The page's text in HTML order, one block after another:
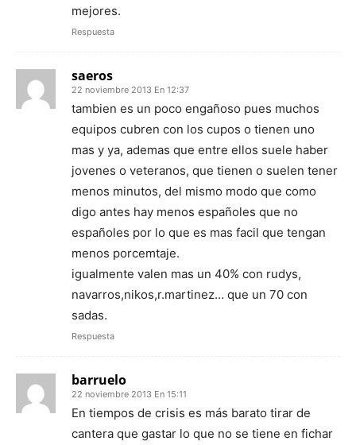
mejores.
Respuesta
saeros
22 noviembre 2013 En 12:37
tambien es un poco engañoso pues muchos
equipos cubren con los cupos o tienen uno
mas y ya, ademas que entre ellos suele haber
jovenes o veteranos, que tienen o suelen tener
menos minutos, del mismo modo que como
digo antes hay menos españoles que no
españoles por lo que es mas facil que tengan
menos porcemtaje.
igualmente valen mas un 40% con rudys,
navarros,nikos,r.martinez… que un 70 con
sadas.
Respuesta
barruelo
22 noviembre 2013 En 15:11
En tiempos de crisis es más barato tirar de
cantera que gastar lo que no se tiene en fichar